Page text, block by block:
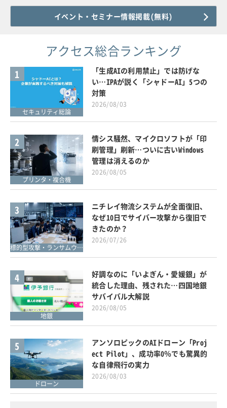
イベント・セミナー情報掲載(無料)
アクセス総合ランキング
1
セキュリティ総論
「生成AIの利用禁止」では防げな
い…IPAが説く「シャドーAI」5つの
対策
2026/08/03
2
プリンタ・複合機
情シス騒然、マイクロソフトが「印
刷管理」刷新…ついに古いWindows
管理は消えるのか
2026/08/05
3
標的型攻撃・ランサムウェア対策
ニチレイ物流システムが全面復旧、
なぜ10日でサイバー攻撃から復旧で
きたのか？
2026/07/26
4
地銀
好調なのに「いよぎん・愛媛銀」が
統合した理由、残された…四国地銀
サバイバル大解説
2026/08/05
5
ドローン
アンソロピックのAIドローン「Proj
ect Pilot」、成功率0％でも驚異的
な自律飛行の実力
2026/08/03